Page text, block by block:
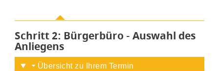
Schritt 2von 6
: Bürgerbüro - Auswahl des
Anliegens
Übersicht zu Ihrem Termin